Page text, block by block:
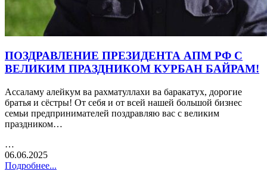
ПОЗДРАВЛЕНИЕ ПРЕЗИДЕНТА АПМ РФ С
ВЕЛИКИМ ПРАЗДНИКОМ КУРБАН БАЙРАМ!
Ассаламу алейкум ва рахматуллахи ва баракатух, дорогие
братья и сёстры! От себя и от всей нашей большой бизнес
семьи предпринимателей поздравляю вас с великим
праздником…
…
06.06.2025
Подробнее...